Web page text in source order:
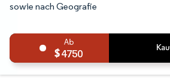
sowie nach Geografie
4750